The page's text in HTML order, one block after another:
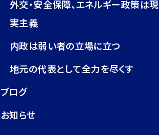
外交・安全保障、エネルギー政策は現
実主義
内政は弱い者の立場に立つ
地元の代表として全力を尽くす
ブログ
お知らせ